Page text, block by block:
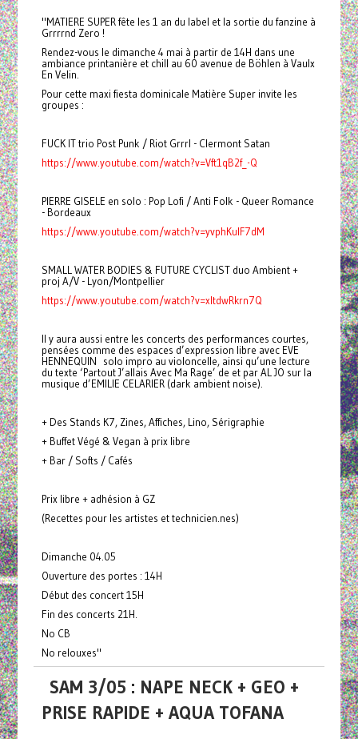
"MATIERE SUPER fête les 1 an du label et la sortie du fanzine à
Grrrrnd Zero !
Rendez-vous le dimanche 4 mai à partir de 14H dans une
ambiance printanière et chill au 60 avenue de Böhlen à Vaulx
En Velin.
Pour cette maxi fiesta dominicale Matière Super invite les
groupes :
FUCK IT trio Post Punk / Riot Grrrl - Clermont Satan
https://www.youtube.com/watch?v=Vft1qB2f_-Q
PIERRE GISELE en solo : Pop Lofi / Anti Folk - Queer Romance
- Bordeaux
https://www.youtube.com/watch?v=yvphKulF7dM
SMALL WATER BODIES & FUTURE CYCLIST duo Ambient +
proj A/V - Lyon/Montpellier
https://www.youtube.com/watch?v=xItdwRkrn7Q
Il y aura aussi entre les concerts des performances courtes,
pensées comme des espaces d’expression libre avec EVE
HENNEQUIN solo impro au violoncelle, ainsi qu’une lecture
du texte ‘Partout J’allais Avec Ma Rage’ de et par AL JO sur la
musique d’EMILIE CELARIER (dark ambient noise).
+ Des Stands K7, Zines, Affiches, Lino, Sérigraphie
+ Buffet Végé & Vegan à prix libre
+ Bar / Softs / Cafés
Prix libre + adhésion à GZ
(Recettes pour les artistes et technicien.nes)
Dimanche 04.05
Ouverture des portes : 14H
Début des concert 15H
Fin des concerts 21H.
No CB
No relouxes"
SAM 3/05 : NAPE NECK + GEO +
PRISE RAPIDE + AQUA TOFANA